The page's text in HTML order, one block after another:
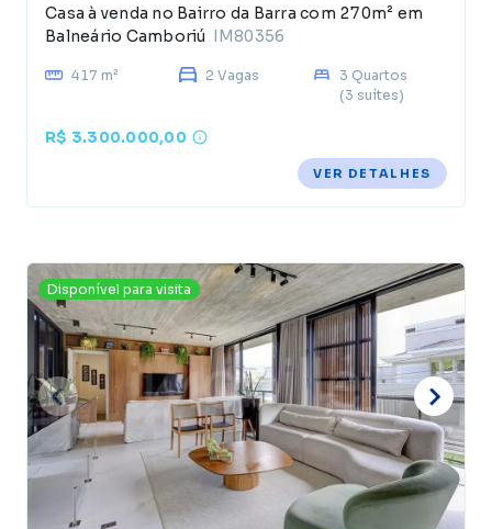
Casa à venda no Bairro da Barra com 270m² em
Balneário Camboriú IM80356
417 m² 2 Vagas
3 Quartos
(3 suítes)
R$ 3.300.000,00
VER DETALHES
Disponível para visita